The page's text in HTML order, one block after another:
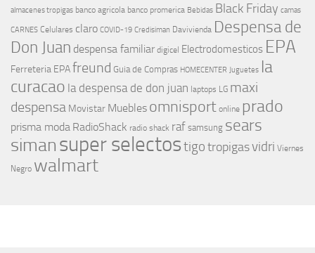
almacenes tropigas banco agricola banco promerica Bebidas Black Friday camas
CARNES Celulares claro COVID-19 Credisiman Davivienda Despensa de
Don Juan despensa familiar digicel Electrodomesticos EPA
Ferreteria EPAfreund Guia de Compras HOMECENTER Juguetes la
curacao la despensa de don juan laptops LG maxi
despensa Movistar Muebles omnisport online prado
prisma moda RadioShack radio shack raf samsung sears
simansuper selectostigotropigasvidri Viernes
Negro walmart